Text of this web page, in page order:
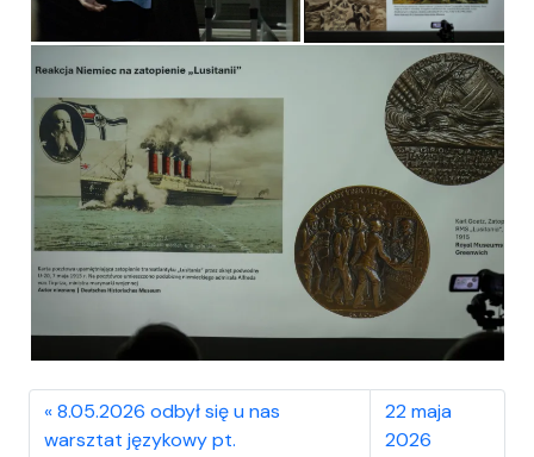
8.05.2026 odbył się u nas
warsztat językowy pt.
22 maja
2026